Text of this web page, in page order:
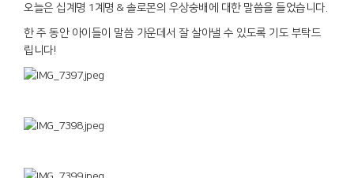
오늘은 십계명 1계명 & 솔로몬의 우상숭배에 대한 말씀을 들었습니다.
한 주 동안 아이들이 말씀 가운데서 잘 살아낼 수 있도록 기도 부탁드
립니다!